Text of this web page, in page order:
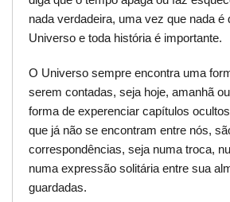
nada verdadeira, uma vez que nada é
Universo e toda história é importante.
O Universo sempre encontra uma
serem contadas, seja hoje, amanhã
forma de experenciar capítulos
que já não se encontram entre nós,
correspondências, seja numa troca,
numa expressão solitária entre sua
guardadas.